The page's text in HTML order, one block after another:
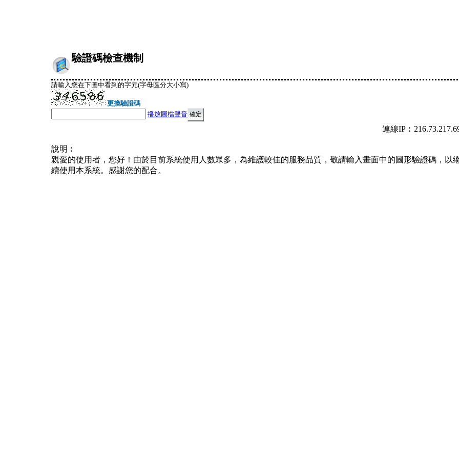
驗證碼檢查機制
請輸入您在下圖中看到的字元(字母區分大小寫)
更換驗證碼
播放圖檔聲音
連線
說明︰
親愛的使用者，您好！由於目前系統使用人數眾多，為維護較佳的服務品質，敬請輸入畫面中的圖形驗證碼，以
續使用本系統。感謝您的配合。